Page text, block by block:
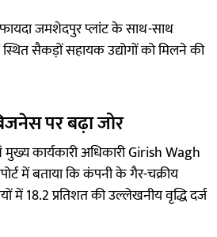
जमशेदपुर प्लांट के साथ-साथ
स्थित सैकड़ों सहायक उद्योगों को मिलने की
पर बढ़ा जोर
कार्यकारी अधिकारी Girish Wagh
में बताया कि कंपनी के गैर-चक्रीय
में 18.2 प्रतिशत की उल्लेखनीय वृद्धि दर्ज